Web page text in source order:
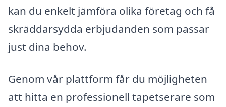
kan du enkelt jämföra olika företag och få
skräddarsydda erbjudanden som passar
just dina behov.
Genom vår plattform får du möjligheten
att hitta en professionell tapetserare som